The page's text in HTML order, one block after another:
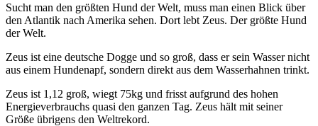
Sucht man den größten Hund der Welt, muss man einen Blick über
den Atlantik nach Amerika sehen. Dort lebt Zeus. Der größte Hund
der Welt.
Zeus ist eine deutsche Dogge und so groß, dass er sein Wasser nicht
aus einem Hundenapf, sondern direkt aus dem Wasserhahnen trinkt.
Zeus ist 1,12 groß, wiegt 75kg und frisst aufgrund des hohen
Energieverbrauchs quasi den ganzen Tag. Zeus hält mit seiner
Größe übrigens den Weltrekord.